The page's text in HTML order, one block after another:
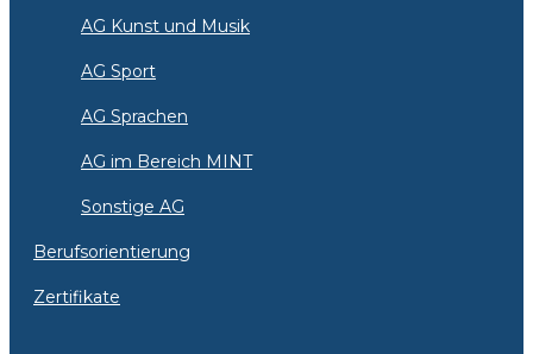
AG Kunst und Musik
AG Sport
AG Sprachen
AG im Bereich MINT
Sonstige AG
Berufsorientierung
Zertifikate